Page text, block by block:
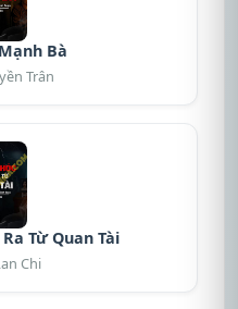
Bà
Trân
Từ Quan Tài
Chi